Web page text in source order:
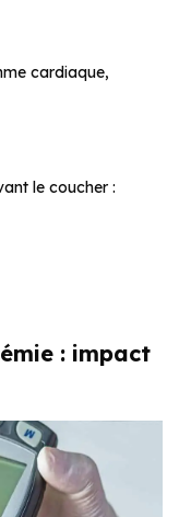
cardiaque,
le coucher :
: impact